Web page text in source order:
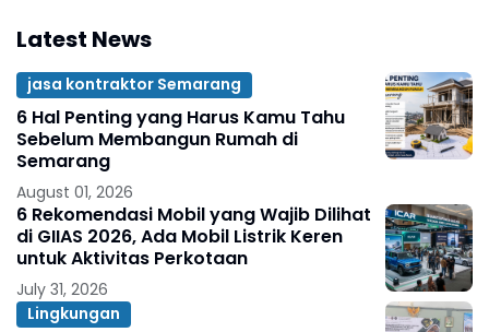
Latest News
jasa kontraktor Semarang
6 Hal Penting yang Harus Kamu Tahu
Sebelum Membangun Rumah di
Semarang
August 01, 2026
6 Rekomendasi Mobil yang Wajib Dilihat
di GIIAS 2026, Ada Mobil Listrik Keren
untuk Aktivitas Perkotaan
July 31, 2026
Lingkungan